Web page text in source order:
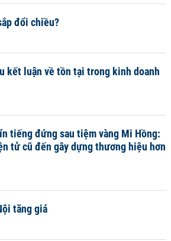
đổi chiều?
kết luận về tồn tại trong kinh doanh
tiếng đứng sau tiệm vàng Mi Hồng:
tử cũ đến gây dựng thương hiệu hơn
tăng giá